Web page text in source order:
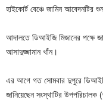
হাইকোর্ট বেঞ্চে জামিন আবেদনটির
আদালতে ডিআইজি মিজানের পক্ষে
আসাদুজ্জামান খাঁন।
এর আগে গত সোমবার দুপুরে ডিআইজি
জানিয়েছেন সংস্থাটির উপপরিচালক